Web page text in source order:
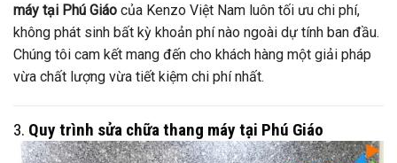
máy tại Phú Giáo của Kenzo Việt Nam luôn tối ưu chi phí,
không phát sinh bất kỳ khoản phí nào ngoài dự tính ban đầu.
Chúng tôi cam kết mang đến cho khách hàng một giải pháp
vừa chất lượng vừa tiết kiệm chi phí nhất.
3. Quy trình sửa chữa thang máy tại Phú Giáo